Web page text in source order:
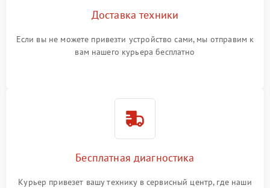
Доставка техники
Если вы не можете привезти устройство сами, мы отправим к
вам нашего курьера бесплатно
Бесплатная диагностика
Курьер привезет вашу технику в сервисный центр, где наши